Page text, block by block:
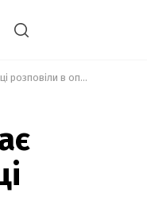
Український бізнес відчуває позитив: про що підприємці розповіли в опитуванні НБУ